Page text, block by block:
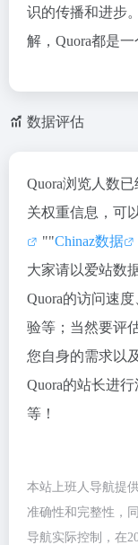
识的传播和进步
解，Quora都是
数据评估
Quora浏览人数
关权重信息，可
""Chinaz数据
大家请以爱站数
Quora的访问速
验等；当然要评
您自身的需求以
Quora的站长进
等！
本站上班人导航提
准确性和完整性，
导航实际控制，在